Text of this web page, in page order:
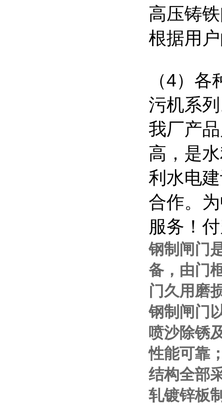
高压铸
根据用
（4）各
污机系
我厂产
高，是
利水电
合作。
服务！
钢制 闸门
备，由门
门久用磨
钢制闸门
喷沙除锈
性能可靠
结构全部
轧镀锌板